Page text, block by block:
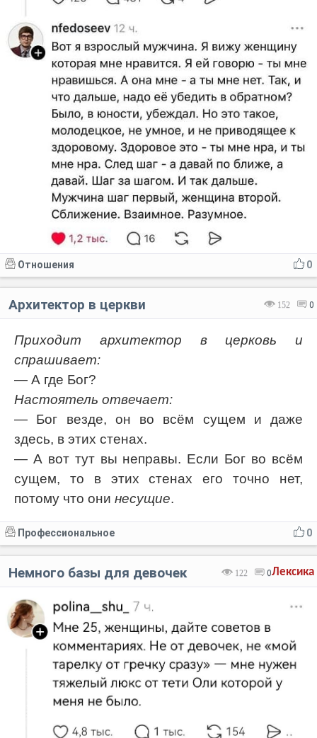
0
Отношения
152 0
Архитектор в церкви
Приходит архитектор в церковь и
спрашивает:
— А где Бог?
Настоятель отвечает:
— Бог везде, он во всём сущем и даже
здесь, в этих стенах.
— А вот тут вы неправы. Если Бог во всём
сущем, то в этих стенах его точно нет,
потому что они несущие.
0
Профессиональное
Лексика
122 0
Немного базы для девочек